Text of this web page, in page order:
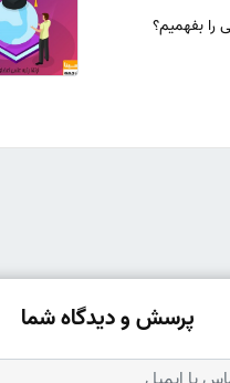
را بفهمیم؟
پرسش و دیدگاه شما